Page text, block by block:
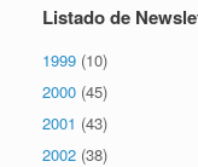
Listado de
1999 (10)
2000 (45)
2001 (43)
2002 (38)